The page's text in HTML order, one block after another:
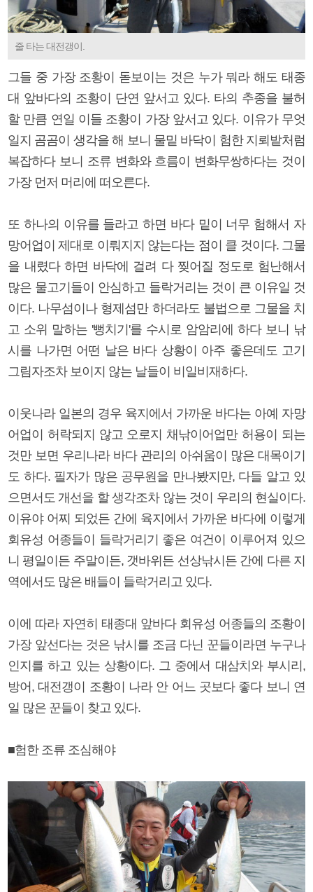
줄 타는 대전갱이.
그들 중 가장 조황이 돋보이는 것은 누가 뭐라 해도 태종
대 앞바다의 조황이 단연 앞서고 있다. 타의 추종을 불허
할 만큼 연일 이들 조황이 가장 앞서고 있다. 이유가 무엇
일지 곰곰이 생각을 해 보니 물밑 바닥이 험한 지뢰밭처럼
복잡하다 보니 조류 변화와 흐름이 변화무쌍하다는 것이
가장 먼저 머리에 떠오른다.
또 하나의 이유를 들라고 하면 바다 밑이 너무 험해서 자
망어업이 제대로 이뤄지지 않는다는 점이 클 것이다. 그물
을 내렸다 하면 바닥에 걸려 다 찢어질 정도로 험난해서
많은 물고기들이 안심하고 들락거리는 것이 큰 이유일 것
이다. 나무섬이나 형제섬만 하더라도 불법으로 그물을 치
고 소위 말하는 '뻥치기'를 수시로 암암리에 하다 보니 낚
시를 나가면 어떤 날은 바다 상황이 아주 좋은데도 고기
그림자조차 보이지 않는 날들이 비일비재하다.
이웃나라 일본의 경우 육지에서 가까운 바다는 아예 자망
어업이 허락되지 않고 오로지 채낚이어업만 허용이 되는
것만 보면 우리나라 바다 관리의 아쉬움이 많은 대목이기
도 하다. 필자가 많은 공무원을 만나봤지만, 다들 알고 있
으면서도 개선을 할 생각조차 않는 것이 우리의 현실이다.
이유야 어찌 되었든 간에 육지에서 가까운 바다에 이렇게
회유성 어종들이 들락거리기 좋은 여건이 이루어져 있으
니 평일이든 주말이든, 갯바위든 선상낚시든 간에 다른 지
역에서도 많은 배들이 들락거리고 있다.
이에 따라 자연히 태종대 앞바다 회유성 어종들의 조황이
가장 앞선다는 것은 낚시를 조금 다닌 꾼들이라면 누구나
인지를 하고 있는 상황이다. 그 중에서 대삼치와 부시리,
방어, 대전갱이 조황이 나라 안 어느 곳보다 좋다 보니 연
일 많은 꾼들이 찾고 있다.
■험한 조류 조심해야